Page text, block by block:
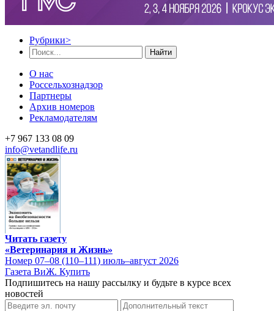
Рубрики>
Найти
О нас
Россельхознадзор
Партнеры
Архив номеров
Рекламодателям
+7 967 133 08 09
info@vetandlife.ru
Читать газету
«Ветеринария и Жизнь»
Номер 07–08 (110–111) июль–август 2026
Газета ВиЖ. Купить
Подпишитесь на нашу рассылку и будьте в курсе всех
новостей